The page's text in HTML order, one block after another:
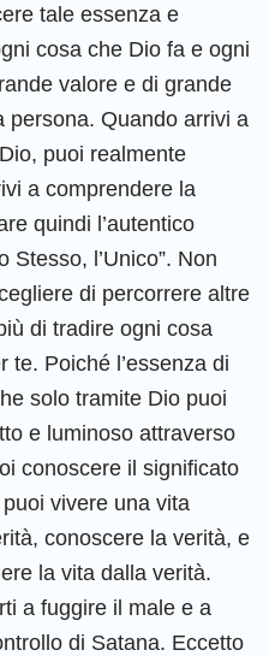
tale essenza e
cosa che Dio fa e ogni
valore e di grande
persona. Quando arrivi a
puoi realmente
a comprendere la
quindi l’autentico
Stesso, l’Unico”. Non
di percorrere altre
di tradire ogni cosa
te. Poiché l’essenza di
solo tramite Dio puoi
e luminoso attraverso
conoscere il significato
vivere una vita
conoscere la verità, e
la vita dalla verità.
a fuggire il male e a
di Satana. Eccetto